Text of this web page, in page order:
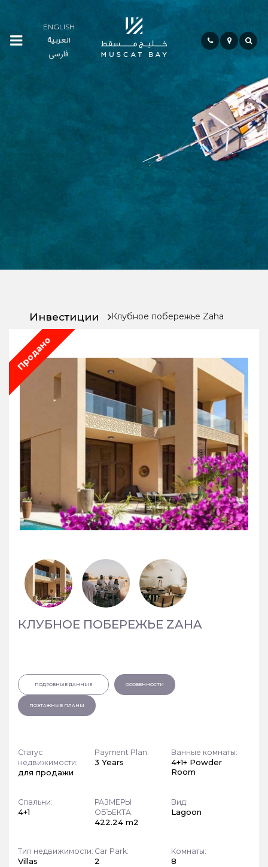
ENGLISH
العربية
فارسی
Residences
Сообщество
Гостиничный
Chat
With
Инвестиции Клубное побережье Zaha
Продано
КЛУБНОЕ ПОБЕРЕЖЬЕ ZAHA
ПОДРОБНЫЕ ДАННЫЕ ОСОБЕННОСТИ
ПОЭТАЖНЫЕ ПЛАНЫ
Статус
недвижимости:
для продажи
Payment Plan:
3 Years
Ванные комнаты:
4+1+ Powder
Room
Спальни:
4+1
РАЗМЕРЫ
ОБЪЕКТА:
422.24 m2
Вид:
Lagoon
Тип недвижимости:
Villas
Car Park:
2
Комнаты:
8